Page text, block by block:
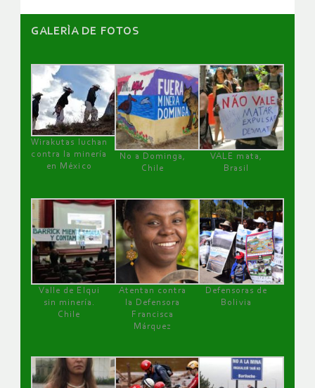
GALERÌA DE FOTOS
Wirakutas luchan
contra la minería
en México
No a Dominga,
Chile
VALE mata,
Brasil
Valle de Elqui
sin minería.
Chile
Atentan contra
la Defensora
Francisca
Márquez
Defensoras de
Bolivia